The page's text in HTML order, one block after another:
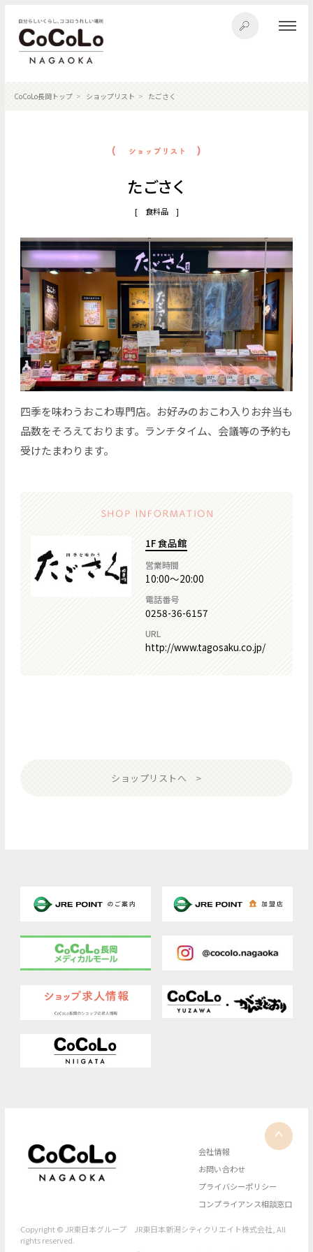
CoCoLo長岡トップ ショップリスト たごさく
たごさく
[ 食料品 ]
四季を味わうおこわ専門店。お好みのおこわ入りお弁当も
品数をそろえております。ランチタイム、会議等の予約も
受けたまわります。
1F 食品館
営業時間
10:00～20:00
電話番号
0258-36-6157
URL
http://www.tagosaku.co.jp/
ショップリストへ
会社情報
お問い合わせ
プライバシーポリシー
コンプライアンス相談窓口
Copyright © JR東日本グループ JR東日本新潟シティクリエイト株式会社, All
rights reserved.